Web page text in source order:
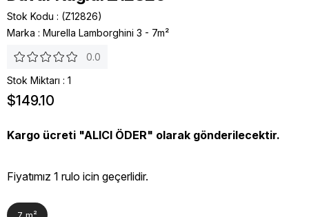
Stok Kodu
(Z12826)
Marka : Murella Lamborghini 3 - 7m²
0.0
Stok Miktarı : 1
$149.10
Kargo ücreti "ALICI ÖDER" olarak gönderilecektir.
Fiyatımız 1 rulo icin geçerlidir.